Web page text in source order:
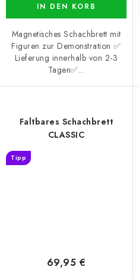
IN DEN KORB
Magnetisches Schachbrett mit
Figuren zur Demonstration ✅
Lieferung innerhalb von 2-3
Tagen✅...
Faltbares Schachbrett
CLASSIC
Tipp
69,95 €